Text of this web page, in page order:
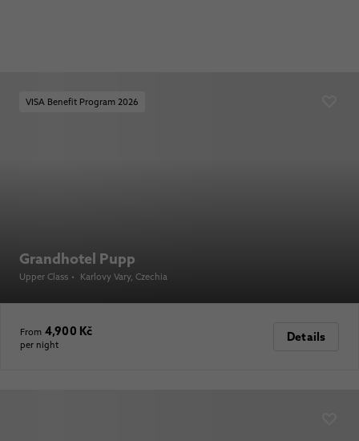
VISA Benefit Program 2026
Grandhotel Pupp
Upper Class • Karlovy Vary, Czechia
From 4,900 Kč
per night
Details